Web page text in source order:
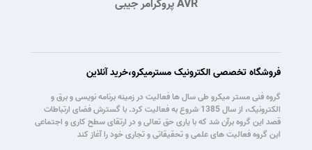
پروگرامر جیبی AVR
فروشگاه تخصصی الکترونیک مسترمیکرو،خرید آنلاین
گروه فنی مستر میکرو طی سال ها فعالیت در زمینه برنامه نویسی و برق و
الکترونیک، از سال 1385 شروع به فعالیت کرد. با گسترش فضای ارتباطات
قصد این گروه برآن شد که با یاری حق تعالی و در ارتقای سطح کاری و اجتماعی
این گروه فعالیت های علمی و تحقیقاتی و تجاری خود را آغاز کند